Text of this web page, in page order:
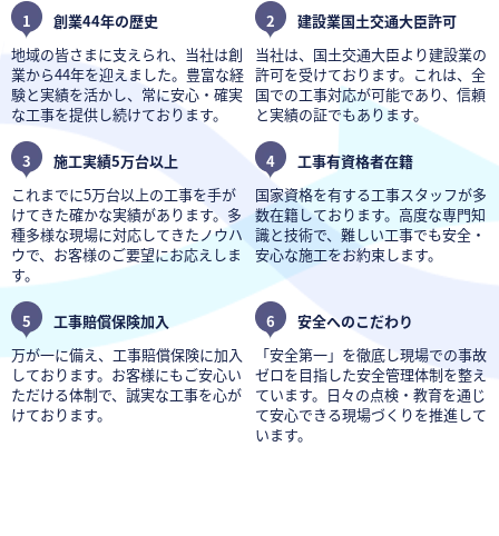
1
創業44年の歴史
地域の皆さまに支えられ、当社は創
業から44年を迎えました。豊富な経
験と実績を活かし、常に安心・確実
な工事を提供し続けております。
2
建設業国土交通大臣許可
当社は、国土交通大臣より建設業の
許可を受けております。これは、全
国での工事対応が可能であり、信頼
と実績の証でもあります。
3
施工実績5万台以上
これまでに5万台以上の工事を手が
けてきた確かな実績があります。多
種多様な現場に対応してきたノウハ
ウで、お客様のご要望にお応えしま
す。
4
工事有資格者在籍
国家資格を有する工事スタッフが多
数在籍しております。高度な専門知
識と技術で、難しい工事でも安全・
安心な施工をお約束します。
5
工事賠償保険加入
万が一に備え、工事賠償保険に加入
しております。お客様にもご安心い
ただける体制で、誠実な工事を心が
けております。
6
安全へのこだわり
「安全第一」を徹底し現場での事故
ゼロを目指した安全管理体制を整え
ています。日々の点検・教育を通じ
て安心できる現場づくりを推進して
います。